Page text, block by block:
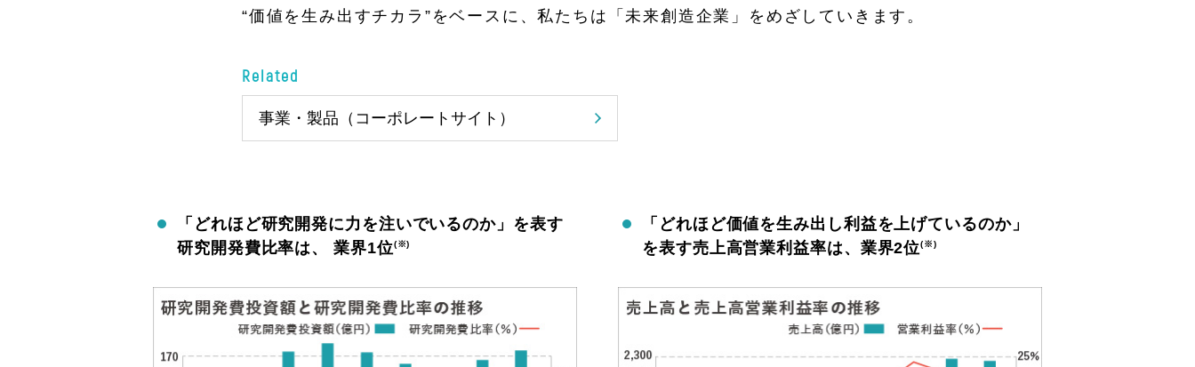
“価値を生み出すチカラ”をベースに、私たちは「未来創造企業」をめざしていきます。
Related
事業・製品（コーポレートサイト）
「どれほど研究開発に力を注いでいるのか」を表す
研究開発費比率は、 業界1位(※)
「どれほど価値を生み出し利益を上げているのか」
を表す売上高営業利益率は、業界2位(※)